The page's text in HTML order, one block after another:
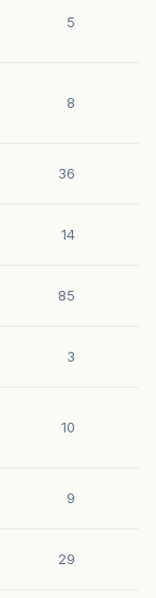
5
8
36
14
85
3
10
9
29